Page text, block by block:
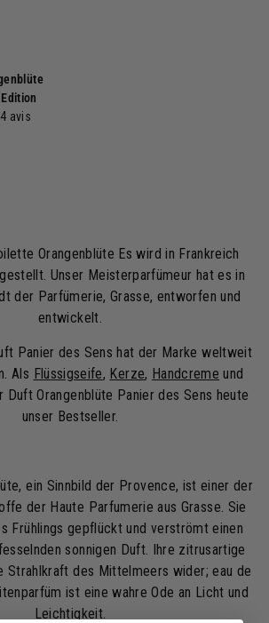
avis
Orangenblüte Es wird in Frankreich
Unser Meisterparfümeur hat es in
der Parfümerie, Grasse, entworfen und
entwickelt.
Panier des Sens hat der Marke weltweit
Als Flüssigseife, Kerze, Handcreme und
Duft Orangenblüte Panier des Sens heute
unser Bestseller.
ein Sinnbild der Provence, ist einer der
der Haute Parfumerie aus Grasse. Sie
Frühlings gepflückt und verströmt einen
sonnigen Duft. Ihre zitrusartige
Strahlkraft des Mittelmeers wider; eau de
ist eine wahre Ode an Licht und
Leichtigkeit.